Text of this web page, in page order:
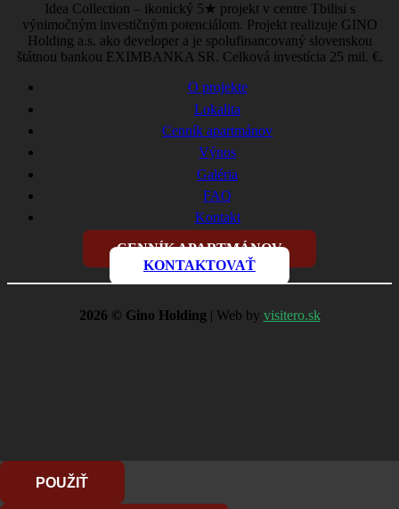
POUŽIŤ
Idea Collection – ikonický 5★ projekt v centre Tbilisi s
výnimočným investičným potenciálom. Projekt realizuje GINO
Holding a.s. ako developer a je spolufinancovaný slovenskou
štátnou bankou EXIMBANKA SR. Celková investícia 25 mil. €.
O projekte
Lokalita
Cenník apartmánov
Výnos
Galéria
FAQ
Kontakt
CENNÍK APARTMÁNOV
KONTAKTOVAŤ
2026 © Gino Holding| Web by visitero.sk